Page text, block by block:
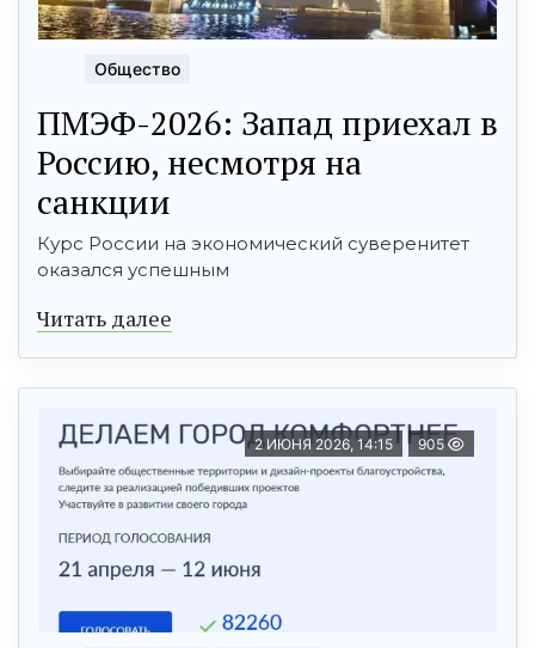
Общество
ПМЭФ-2026: Запад приехал в
Россию, несмотря на
санкции
Курс России на экономический суверенитет
оказался успешным
Читать далее
2 ИЮНЯ 2026, 14:15 905